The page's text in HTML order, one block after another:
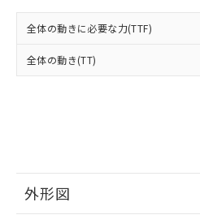
全体の動きに必要な力(TTF)
全体の動き(TT)
外形図
および当社の共同
品・サービスに関
をご了承ください。
※当社の共同利用
下記の非含有証明書をダ
とができます。
EU RoHS指令（10物質
物質の対応では、対応
荷製品に未対応品が混在